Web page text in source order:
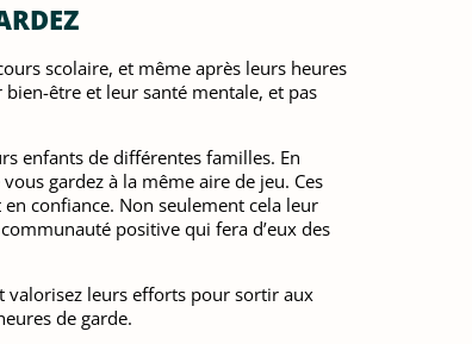
scolaire, et même après leurs heures
bien-être et leur santé mentale, et pas
enfants de différentes familles. En
gardez à la même aire de jeu. Ces
confiance. Non seulement cela leur
positive qui fera d’eux des
valorisez leurs efforts pour sortir aux
de garde.